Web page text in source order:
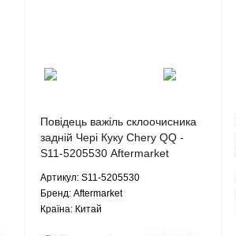
Повідець важіль склоочисника
задній Чері Куку Chery QQ -
S11-5205530 Aftermarket
Артикул: S11-5205530
Брeнд: Aftermarket
Країна: Китай